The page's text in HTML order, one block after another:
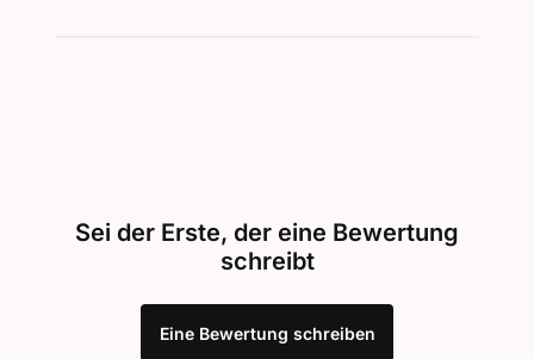
Sei der Erste, der eine Bewertung
schreibt
Eine Bewertung schreiben